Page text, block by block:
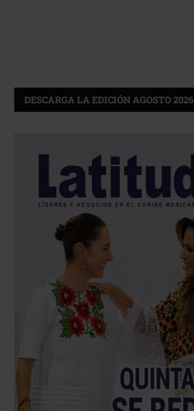
DESCARGA LA EDICIÓN AGOSTO 2026